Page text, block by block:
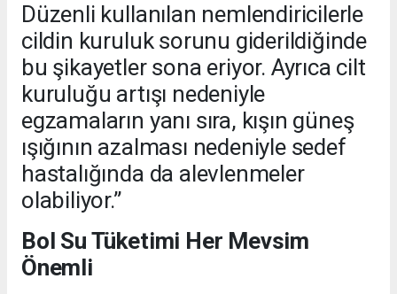
Düzenli kullanılan nemlendiricilerle
cildin kuruluk sorunu giderildiğinde
bu şikayetler sona eriyor. Ayrıca cilt
kuruluğu artışı nedeniyle
egzamaların yanı sıra, kışın güneş
ışığının azalması nedeniyle sedef
hastalığında da alevlenmeler
olabiliyor.”
Bol Su Tüketimi Her Mevsim
Önemli